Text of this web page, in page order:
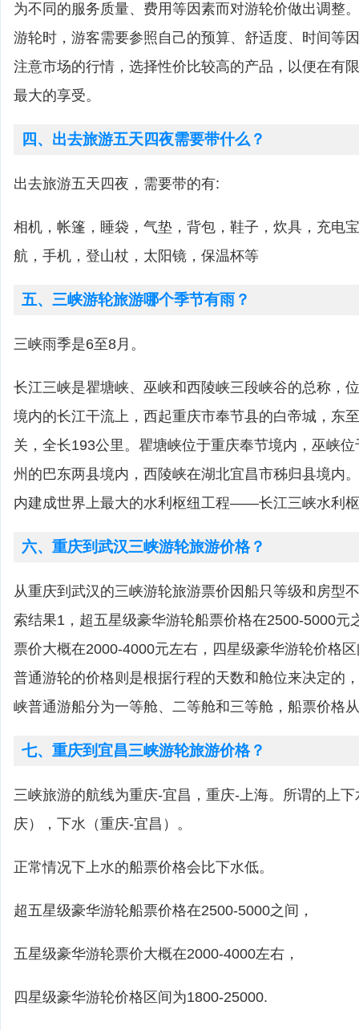
为不同的服务质量、费用等因素而对游轮价做出调整
游轮时，游客需要参照自己的预算、舒适度、时间等
注意市场的行情，选择性价比较高的产品，以便在有
最大的享受。
四、出去旅游五天四夜需要带什么？
出去旅游五天四夜，需要带的有:
相机，帐篷，睡袋，气垫，背包，鞋子，炊具，充电
航，手机，登山杖，太阳镜，保温杯等
五、三峡游轮旅游哪个季节有雨？
三峡雨季是6至8月。
长江三峡是瞿塘峡、巫峡和西陵峡三段峡谷的总称，
境内的长江干流上，西起重庆市奉节县的白帝城，东
关，全长193公里。瞿塘峡位于重庆奉节境内，巫峡
州的巴东两县境内，西陵峡在湖北宜昌市秭归县境内
内建成世界上最大的水利枢纽工程——长江三峡水利
六、重庆到武汉三峡游轮旅游价格？
从重庆到武汉的三峡游轮旅游票价因船只等级和房型
索结果1，超五星级豪华游轮船票价格在2500-5000元
票价大概在2000-4000元左右，四星级豪华游轮价格
普通游轮的价格则是根据行程的天数和舱位来决定的
峡普通游船分为一等舱、二等舱和三等舱，船票价格
七、重庆到宜昌三峡游轮旅游价格？
三峡旅游的航线为重庆-宜昌，重庆-上海。所谓的上
庆），下水（重庆-宜昌）。
正常情况下上水的船票价格会比下水低。
超五星级豪华游轮船票价格在2500-5000之间，
五星级豪华游轮票价大概在2000-4000左右，
四星级豪华游轮价格区间为1800-25000.